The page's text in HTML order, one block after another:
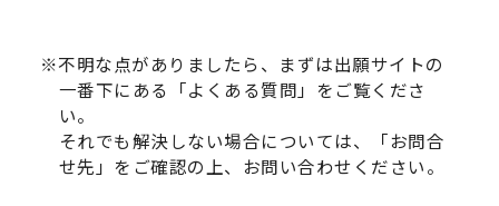
※不明な点がありましたら、まずは出願サイトの
一番下にある「よくある質問」をご覧くださ
い。
それでも解決しない場合については、「お問合
せ先」をご確認の上、お問い合わせください。